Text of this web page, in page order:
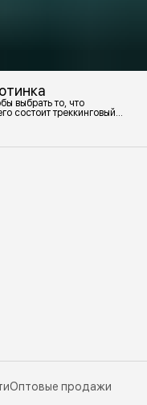
выбрать то, что
состоит треккинговый
Оптовые продажи